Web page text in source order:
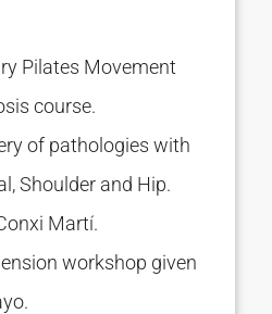
Pilates Movement
course.
of pathologies with
Shoulder and Hip.
Martí.
workshop given